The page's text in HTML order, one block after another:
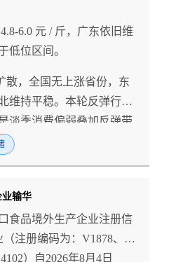
元 / 斤，广东依旧维
低位区间。
散，全国无上涨省份，东
维持平稳。本轮反弹行情
淡季消费偏弱叠加反弹带
荡偏弱，养殖户理性安排
业输华
食品境外生产企业注册信
注册编码为：V1878、
）自2026年8月4日